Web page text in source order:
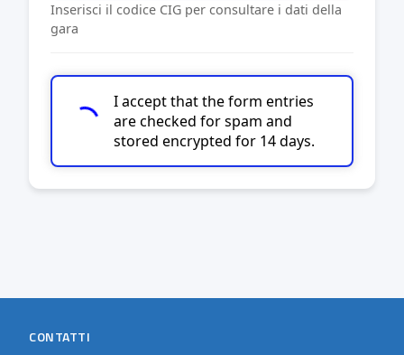
Inserisci il codice CIG per consultare i dati della
gara
I accept that the form entries
are checked for spam and
stored encrypted for 14 days.
CONTATTI